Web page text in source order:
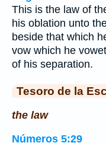
This is the law of
his oblation unto
beside that which
vow which he
of his separation.
Tesoro de la
the law
Números 5:29